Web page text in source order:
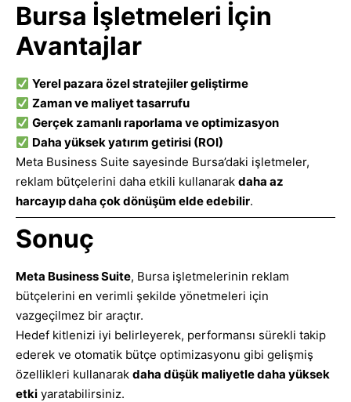
Bursa İşletmeleri İçin
Avantajlar
Yerel pazara özel stratejiler geliştirme
Zaman ve maliyet tasarrufu
Gerçek zamanlı raporlama ve optimizasyon
Daha yüksek yatırım getirisi (ROI)
Meta Business Suite sayesinde Bursa’daki işletmeler,
reklam bütçelerini daha etkili kullanarak daha az
harcayıp daha çok dönüşüm elde edebilir.
Sonuç
Meta Business Suite, Bursa işletmelerinin reklam
bütçelerini en verimli şekilde yönetmeleri için
vazgeçilmez bir araçtır.
Hedef kitlenizi iyi belirleyerek, performansı sürekli takip
ederek ve otomatik bütçe optimizasyonu gibi gelişmiş
özellikleri kullanarak daha düşük maliyetle daha yüksek
etki yaratabilirsiniz.